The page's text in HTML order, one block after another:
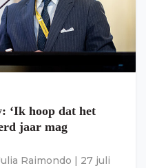
‘Ik hoop dat het
jaar mag
Raimondo
27 juli